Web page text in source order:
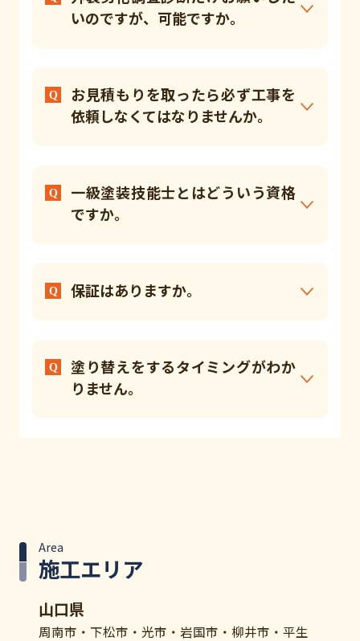
いのですが、可能ですか。
お見積もりを取ったら必ず工事を
依頼しなくてはなりませんか。
一級塗装技能士とはどういう資格
ですか。
保証はありますか。
塗り替えをするタイミングがわか
りません。
施工エリア
Area
山口県
周南市・下松市・光市・岩国市・柳井市・平生